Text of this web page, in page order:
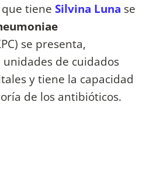
tiene Silvina Luna se
se presenta,
de cuidados
y tiene la capacidad
de los antibióticos.